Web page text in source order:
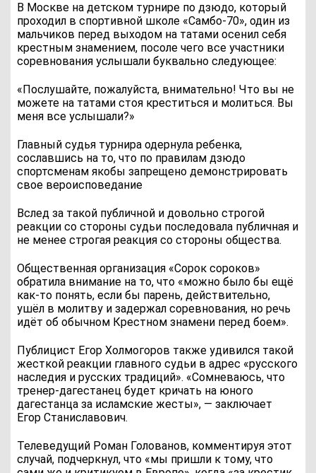
В Москве на детском турнире по дзюдо, который
проходил в спортивной школе «Самбо-70», один из
мальчиков перед выходом на татами осенил себя
крестным знамением, посоле чего все участники
соревнования услышали буквально следующее:
«Послушайте, пожалуйста, внимательно! Что вы не
можете на татами стоя креститься и молиться. Вы
меня все услышали?»
Главный судья турнира одернула ребенка,
сославшись на то, что по правилам дзюдо
спортсменам якобы запрещено демонстрировать
свое вероисповедание
Вслед за такой публичной и довольно строгой
реакции со стороны судьи последовала публичная и
не менее строгая реакция со стороны общества.
Общественная организация «Сорок сороков»
обратила внимание на то, что «можно было бы ещё
как-то понять, если бы парень, действительно,
ушёл в молитву и задержал соревнования, но речь
идёт об обычном Крестном знамени перед боем».
Публицист Егор Холмогоров также удивился такой
жесткой реакции главного судьи в адрес «русского
наследия и русских традиций». «Сомневаюсь, что
тренер-дагестанец будет кричать на юного
дагестанца за исламские жесты», — заключает
Егор Станиславович.
Телеведущий Роман Голованов, комментируя этот
случай, подчеркнул, что «мы пришли к тому, что